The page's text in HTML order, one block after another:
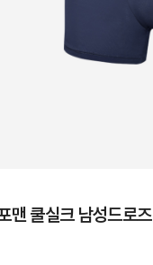
쿨실크 남성드로즈